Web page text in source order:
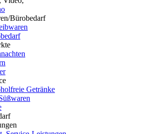
Bürobedarf
Getränke